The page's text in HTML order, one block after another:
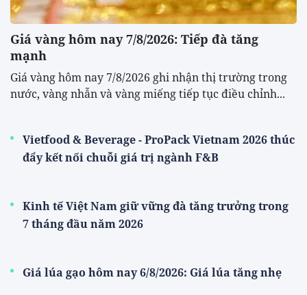
Giá vàng hôm nay 7/8/2026: Tiếp đà tăng
mạnh
Giá vàng hôm nay 7/8/2026 ghi nhận thị trường trong
nước, vàng nhẫn và vàng miếng tiếp tục điều chỉnh...
Vietfood & Beverage - ProPack Vietnam 2026 thúc
đẩy kết nối chuỗi giá trị ngành F&B
Kinh tế Việt Nam giữ vững đà tăng trưởng trong
7 tháng đầu năm 2026
Giá lúa gạo hôm nay 6/8/2026: Giá lúa tăng nhẹ